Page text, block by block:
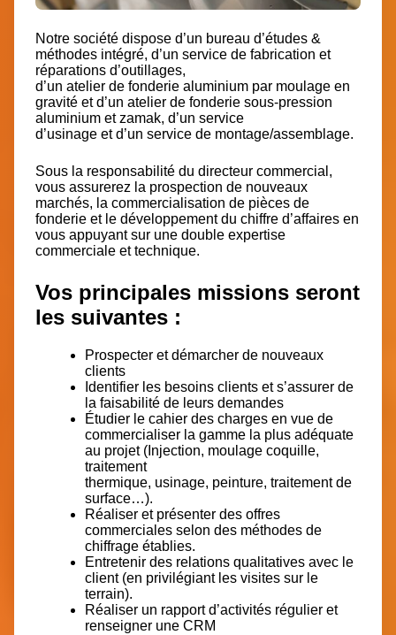
Notre société dispose d’un bureau d’études &
méthodes intégré, d’un service de fabrication et
réparations d’outillages,
d’un atelier de fonderie aluminium par moulage en
gravité et d’un atelier de fonderie sous-pression
aluminium et zamak, d’un service
d’usinage et d’un service de montage/assemblage.
Sous la responsabilité du directeur commercial,
vous assurerez la prospection de nouveaux
marchés, la commercialisation de pièces de
fonderie et le développement du chiffre d’affaires en
vous appuyant sur une double expertise
commerciale et technique.
Vos principales missions seront
les suivantes :
Prospecter et démarcher de nouveaux
clients
Identifier les besoins clients et s’assurer de
la faisabilité de leurs demandes
Étudier le cahier des charges en vue de
commercialiser la gamme la plus adéquate
au projet (Injection, moulage coquille,
traitement
thermique, usinage, peinture, traitement de
surface…).
Réaliser et présenter des offres
commerciales selon des méthodes de
chiffrage établies.
Entretenir des relations qualitatives avec le
client (en privilégiant les visites sur le
terrain).
Réaliser un rapport d’activités régulier et
renseigner une CRM